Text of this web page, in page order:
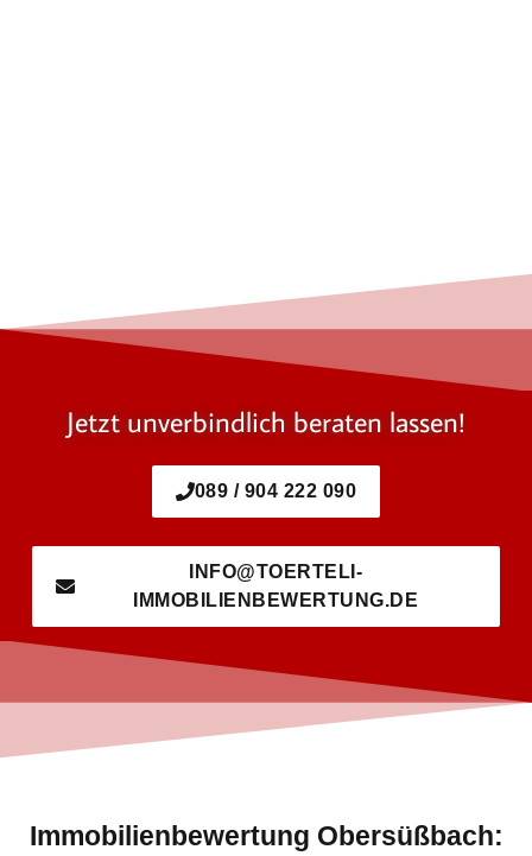
Jetzt unverbindlich beraten lassen!
089 / 904 222 090
INFO@TOERTELI-
IMMOBILIENBEWERTUNG.DE
Immobilienbewertung Obersüßbach: